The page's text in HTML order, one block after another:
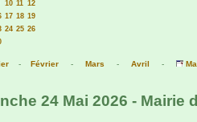
10 11 12
17 18 19
24 25 26
- Février - Mars - Avril -
24 Mai 2026 - Mairie